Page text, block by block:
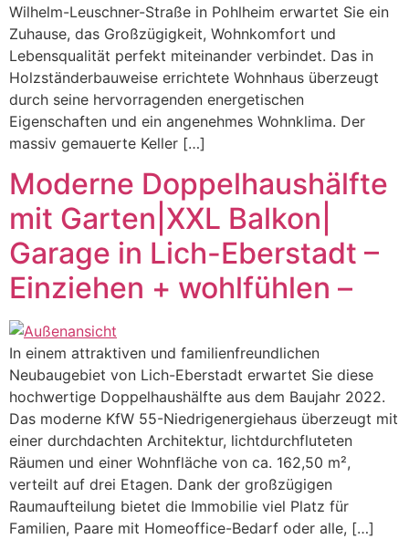
Wilhelm-Leuschner-Straße in Pohlheim erwartet Sie ein
Zuhause, das Großzügigkeit, Wohnkomfort und
Lebensqualität perfekt miteinander verbindet. Das in
Holzständerbauweise errichtete Wohnhaus überzeugt
durch seine hervorragenden energetischen
Eigenschaften und ein angenehmes Wohnklima. Der
massiv gemauerte Keller […]
Moderne Doppelhaushälfte
mit Garten|XXL Balkon|
Garage in Lich-Eberstadt –
Einziehen + wohlfühlen –
In einem attraktiven und familienfreundlichen
Neubaugebiet von Lich-Eberstadt erwartet Sie diese
hochwertige Doppelhaushälfte aus dem Baujahr 2022.
Das moderne KfW 55-Niedrigenergiehaus überzeugt mit
einer durchdachten Architektur, lichtdurchfluteten
Räumen und einer Wohnfläche von ca. 162,50 m²,
verteilt auf drei Etagen. Dank der großzügigen
Raumaufteilung bietet die Immobilie viel Platz für
Familien, Paare mit Homeoffice-Bedarf oder alle, […]